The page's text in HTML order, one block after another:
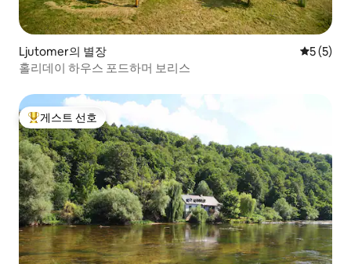
Ljutomer의 별장 평점 5점
5 (5)
홀리데이 하우스 포드하머 보리스
상위 게스트 선호
게스트 선호